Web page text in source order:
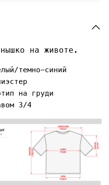
на животе.
темно-синий
на груди
3/4